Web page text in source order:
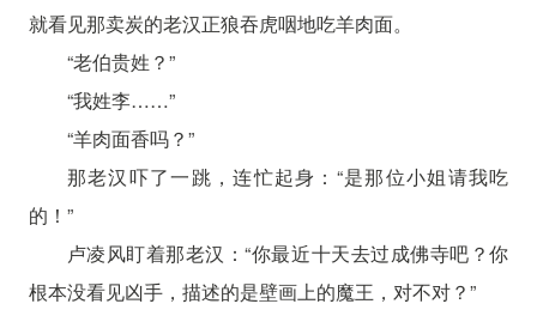
就看见那卖炭的老汉正狼吞虎咽地吃羊肉面。
“老伯贵姓？”
“我姓李……”
“羊肉面香吗？”
那老汉吓了一跳，连忙起身：“是那位小姐请我吃
的！”
卢凌风盯着那老汉：“你最近十天去过成佛寺吧？你
根本没看见凶手，描述的是壁画上的魔王，对不对？”